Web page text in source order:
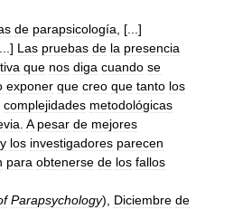
de parapsicología, [...]
Las pruebas de la presencia
que nos diga cuando se
exponer que creo que tanto los
complejidades metodológicas
. A pesar de mejores
y los investigadores parecen
para obtenerse de los fallos
Parapsychology), Diciembre de